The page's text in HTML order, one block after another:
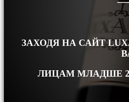
ЗАХОДЯ НА САЙТ
ЛИЦАМ МЛАДШЕ